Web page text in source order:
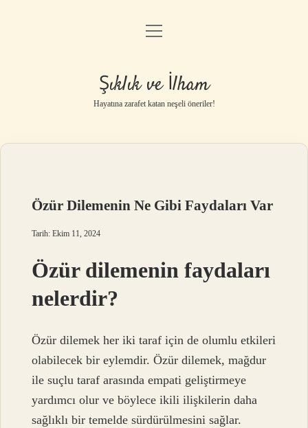
Anasayfa
Gizlilik Politikası
Yasal Uyarı
menüyü
Şıklık ve İlham
Hayatına zarafet katan neşeli öneriler!
Özür Dilemenin Ne Gibi Faydaları Var
Tarih: Ekim 11, 2024
Özür dilemenin faydaları
nelerdir?
Özür dilemek her iki taraf için de olumlu etkileri
olabilecek bir eylemdir. Özür dilemek, mağdur
ile suçlu taraf arasında empati geliştirmeye
yardımcı olur ve böylece ikili ilişkilerin daha
sağlıklı bir temelde sürdürülmesini sağlar.